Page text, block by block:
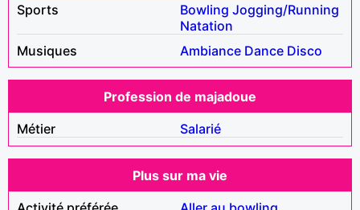
Sports
Bowling Jogging/Running
Natation
Musiques
Ambiance Dance Disco
Profession de majadoue
Métier
Salarié
Plus sur ma vie